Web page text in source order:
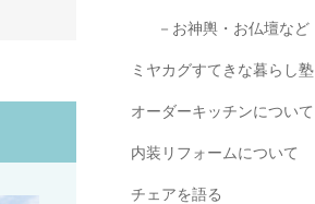
－お神輿・お仏壇など
ミヤカグすてきな暮らし塾
オーダーキッチンについて
内装リフォームについて
チェアを語る